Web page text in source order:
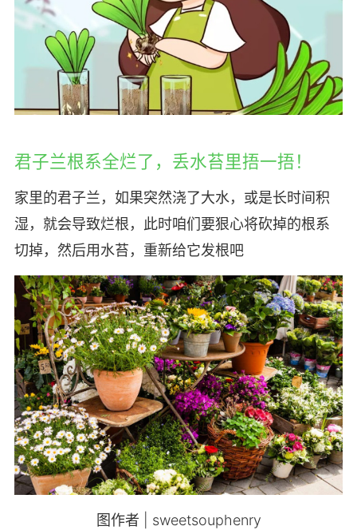
君子兰根系全烂了，丢水苔里捂一捂！
家里的君子兰，如果突然浇了大水，或是长时间积
湿，就会导致烂根，此时咱们要狠心将砍掉的根系
切掉，然后用水苔，重新给它发根吧
图作者 | sweetsouphenry